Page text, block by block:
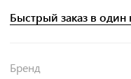
Быстрый заказ в один
Бренд